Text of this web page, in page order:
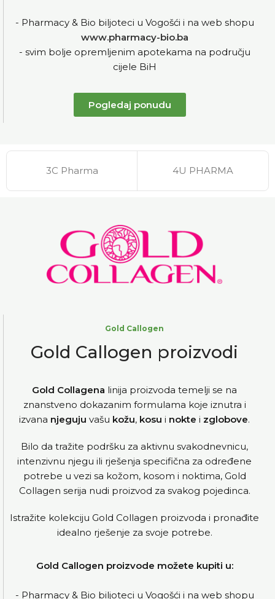
- Pharmacy & Bio biljoteci u Vogošći i na web shopu
www.pharmacy-bio.ba
- svim bolje opremljenim apotekama na području
cijele BiH
Pogledaj ponudu
3C Pharma 4U PHARMA
Gold Callogen
Gold Callogen proizvodi
Gold Collagena linija proizvoda temelji se na
znanstveno dokazanim formulama koje iznutra i
izvana njegujuvašu kožu, kosui noktei zglobove.
Bilo da tražite podršku za aktivnu svakodnevnicu,
intenzivnu njegu ili rješenja specifična za određene
potrebe u vezi sa kožom, kosom i noktima, Gold
Collagen serija nudi proizvod za svakog pojedinca.
Istražite kolekciju Gold Collagen proizvoda i pronađite
idealno rješenje za svoje potrebe.
Gold Callogen proizvode možete kupiti u:
- Pharmacy & Bio biljoteci u Vogošći i na web shopu